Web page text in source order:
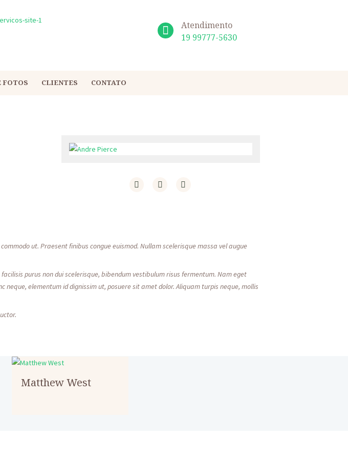
Atendimento
19 99777-5630
FOTOS CLIENTES CONTATO
ut. Praesent finibus congue euismod. Nullam scelerisque massa vel augue
purus non dui scelerisque, bibendum vestibulum risus fermentum. Nam eget
elementum id dignissim ut, posuere sit amet dolor. Aliquam turpis neque, mollis
Matthew West